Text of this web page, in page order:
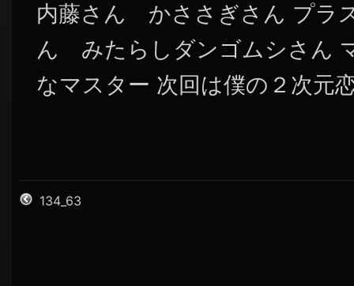
内藤さん かささぎさん プラ
ん みたらしダンゴムシさん
なマスター 次回は僕の２次元
134_63